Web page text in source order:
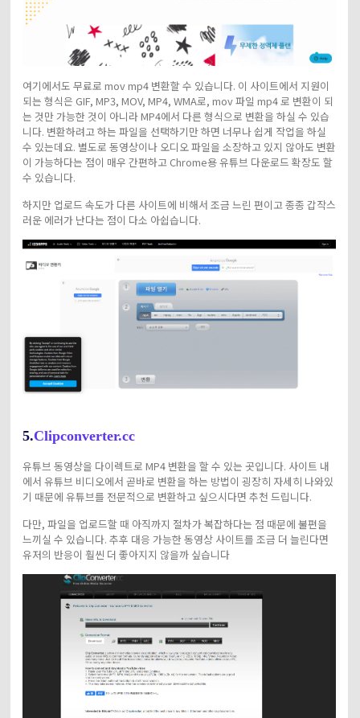
여기에서도 무료로 mov mp4 변환할 수 있습니다. 이 사이트에서 지원이
되는 형식은 GIF, MP3, MOV, MP4, WMA로, mov 파일 mp4 로 변환이 되
는 것만 가능한 것이 아니라 MP4에서 다른 형식으로 변환을 하실 수 있습
니다. 변환하려고 하는 파일을 선택하기만 하면 너무나 쉽게 작업을 하실
수 있는데요. 별도로 동영상이나 오디오 파일을 소장하고 있지 않아도 변환
이 가능하다는 점이 매우 간편하고 Chrome용 유튜브 다운로드 확장도 할
수 있습니다.
하지만 업로드 속도가 다른 사이트에 비해서 조금 느린 편이고 종종 갑작스
러운 에러가 난다는 점이 다소 아쉽습니다.
5.Clipconverter.cc
유튜브 동영상을 다이렉트로 MP4 변환을 할 수 있는 곳입니다. 사이트 내
에서 유튜브 비디오에서 곧바로 변환을 하는 방법이 굉장히 자세히 나와있
기 때문에 유튜브를 전문적으로 변환하고 싶으시다면 추천 드립니다.
다만, 파일을 업로드할 때 아직까지 절차가 복잡하다는 점 때문에 불편을
느끼실 수 있습니다. 추후 대응 가능한 동영상 사이트를 조금 더 늘린다면
유저의 반응이 훨씬 더 좋아지지 않을까 싶습니다